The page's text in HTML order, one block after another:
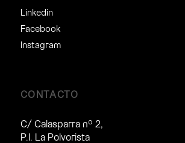
Linkedin
Facebook
Instagram
CONTACTO
C/ Calasparra nº 2,
P.I. La Polvorista